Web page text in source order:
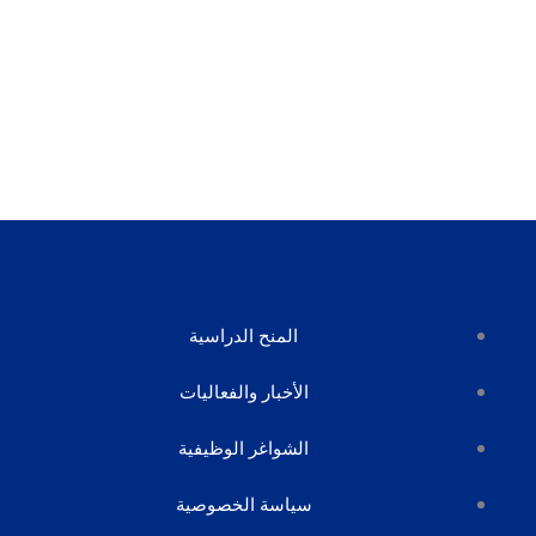
المنح الدراسية
الأخبار والفعاليات
الشواغر الوظيفية
سياسة الخصوصية